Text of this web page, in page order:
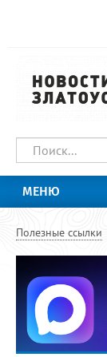
МЕНЮ
Полезные ссылки